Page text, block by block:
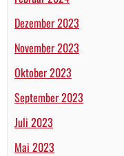
Dezember 2023
November 2023
Oktober 2023
September 2023
Juli 2023
Mai 2023